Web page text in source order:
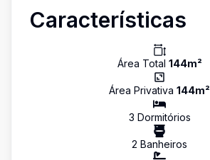
Características
Área Total 144m²
Área Privativa 144m²
3 Dormitórios
2 Banheiros